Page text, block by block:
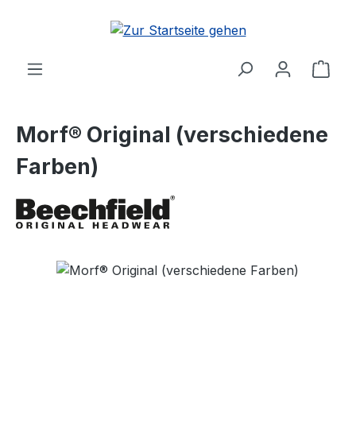
Zum Hauptinhalt springen
Morf® Original (verschiedene
Farben)
Bildergalerie überspringen